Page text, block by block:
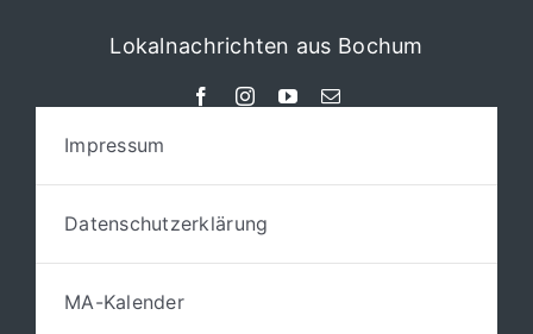
Lokalnachrichten aus Bochum
Impressum
Datenschutzerklärung
MA-Kalender